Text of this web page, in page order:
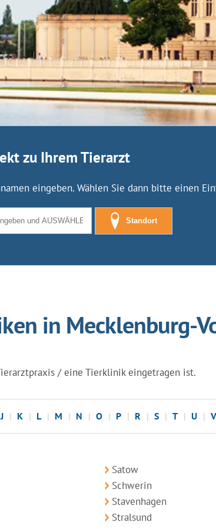
zu Ihrem Tierarzt
eingeben. Wählen Sie dann bitte einen
Standort
in Mecklenburg-
/ eine Tierklinik eingetragen ist.
J K L M N O P R S T U V
Satow
Schwerin
Stavenhagen
Stralsund